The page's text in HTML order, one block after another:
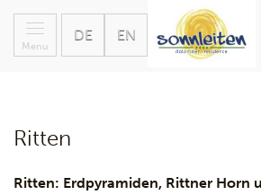
Menu
DE EN
Ritten
Ritten: Erdpyramiden, Rittner Horn